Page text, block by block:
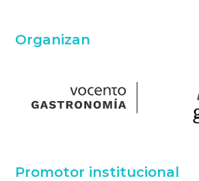
Organizan
Promotor institucional